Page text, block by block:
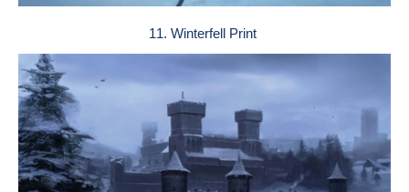
11. Winterfell Print